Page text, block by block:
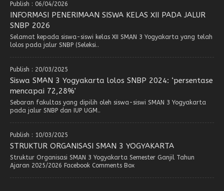
Publish : 06/04/2026
INFORMASI PENERIMAAN SISWA KELAS XII PADA JALUR
SNBP 2026
Selamat kepada siswa-siswi kelas XII SMAN 3 Yogyakarta yang telah
lolos pada jalur SNBP (Seleksi..
Publish : 20/03/2025
Siswa SMAN 3 Yogyakarta lolos SNBP 2024: ‘persentase
mencapai 72,28%’
Sebaran fakultas yang dipilih oleh siswa-siswi SMAN 3 Yogyakarta
pada jalur SNBP dan IUP UGM..
Publish : 10/03/2025
STRUKTUR ORGANISASI SMAN 3 YOGYAKARTA
Struktur Organisasi SMAN 3 Yogyakarta Semester Ganjil Tahun
Ajaran 2025/2026 Facebook Comments Box